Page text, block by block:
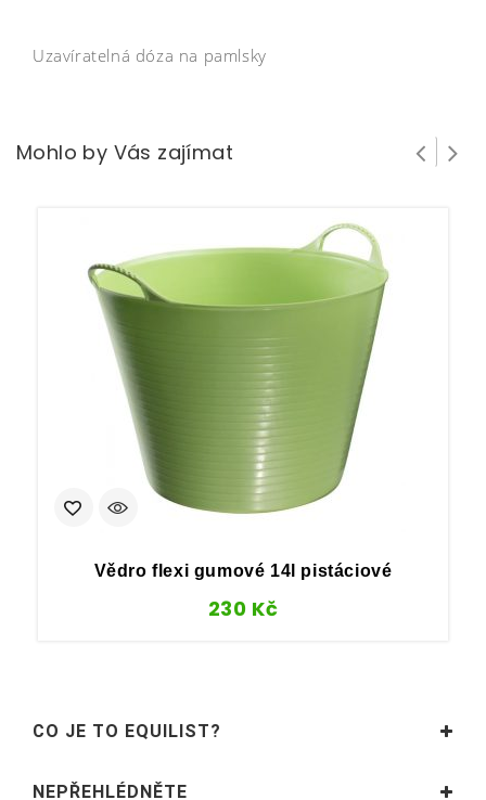
Uzavíratelná dóza na pamlsky
Mohlo by Vás zajímat
Vědro flexi gumové 14l pistáciové
230 Kč
CO JE TO EQUILIST?
NEPŘEHLÉDNĚTE